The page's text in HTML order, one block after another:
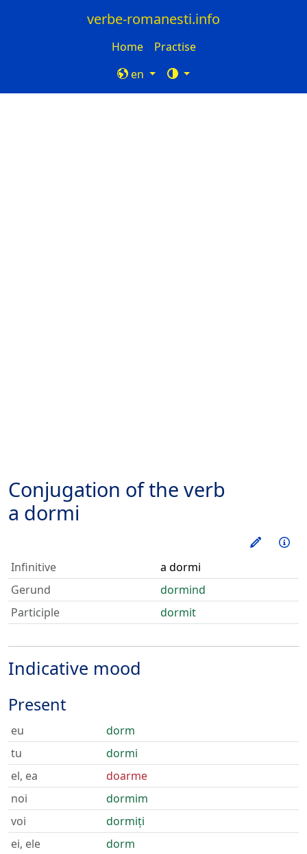
verbe-romanesti.info
Home
Practise
en
Conjugation of the verb
a dormi
Train
Infinitive
a dormi
Gerund
dormind
Participle
dormit
Indicative mood
Present
eu
dorm
tu
dormi
el, ea
doarme
noi
dormim
voi
dormiți
ei, ele
dorm